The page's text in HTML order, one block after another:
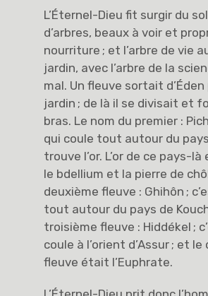
L’Éternel-Dieu fit surgir du
d’arbres, beaux à voir et
nourriture ; et l’arbre de vie
jardin, avec l’arbre de la
mal. Un fleuve sortait
jardin ; de là il se divisait et
bras. Le nom du premier :
qui coule tout autour du
trouve l’or. L’or de ce pays-
le bdellium et la pierre de
deuxième fleuve : Ghihôn ;
tout autour du pays de
troisième fleuve : Hiddékel ;
coule à l’orient d’Assur ; et
fleuve était l’Euphrate.